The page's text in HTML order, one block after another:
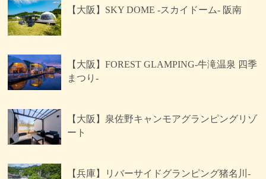
【大阪】SKY DOME -スカイドーム- 阪南
【大阪】FOREST GLAMPING-牛滝温泉 四季
まつり-
【大阪】泉佐野キャンモアグランピングリゾ
ート
【兵庫】リバーサイドグランピング猪名川-